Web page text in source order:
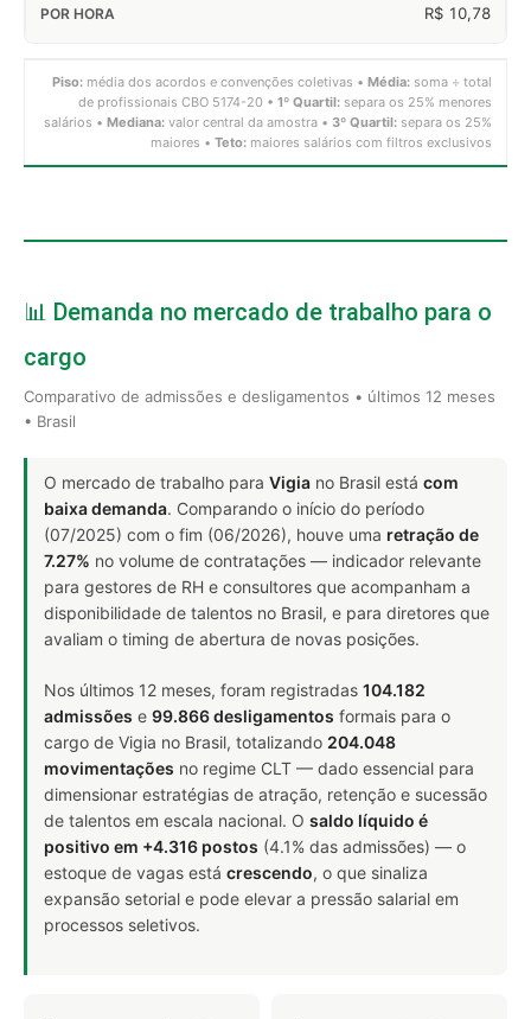
R$ 10,78
Piso: média dos acordos e convenções coletivas • Média: soma ÷ total
de profissionais CBO 5174-20 • 1º Quartil: separa os 25% menores
salários • Mediana: valor central da amostra • 3º Quartil: separa os 25%
maiores • Teto: maiores salários com filtros exclusivos
📊 Demanda no mercado de trabalho para o
cargo
Comparativo de admissões e desligamentos • últimos 12 meses
• Brasil
O mercado de trabalho para Vigia no Brasil está com
baixa demanda. Comparando o início do período
(07/2025) com o fim (06/2026), houve uma retração de
7.27% no volume de contratações — indicador relevante
para gestores de RH e consultores que acompanham a
disponibilidade de talentos no Brasil, e para diretores que
avaliam o timing de abertura de novas posições.
Nos últimos 12 meses, foram registradas 104.182
admissões e 99.866 desligamentos formais para o
cargo de Vigia no Brasil, totalizando 204.048
movimentações no regime CLT — dado essencial para
dimensionar estratégias de atração, retenção e sucessão
de talentos em escala nacional. O saldo líquido é
positivo em +4.316 postos (4.1% das admissões) — o
estoque de vagas está crescendo, o que sinaliza
expansão setorial e pode elevar a pressão salarial em
processos seletivos.